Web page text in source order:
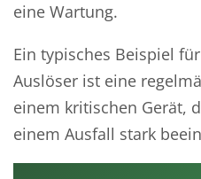
eine Wartung.
Ein typisches Beispiel
Auslöser ist eine
einem kritischen Gerät,
einem Ausfall stark